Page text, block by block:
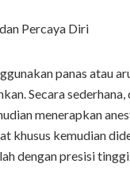
panas atau
Secara
menerapkan
khusus kemudian
dengan presisi